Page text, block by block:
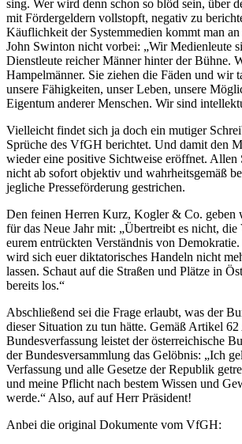
sing. Wer wird denn schon so blöd sein, über
mit Fördergeldern vollstopft, negativ zu
Käuflichkeit der Systemmedien kommt man
John Swinton nicht vorbei: „Wir Medienleute
Dienstleute reicher Männer hinter der Bühne.
Hampelmänner. Sie ziehen die Fäden und wir
unsere Fähigkeiten, unser Leben, unsere
Eigentum anderer Menschen. Wir sind
Vielleicht findet sich ja doch ein mutiger
Sprüche des VfGH berichtet. Und damit den
wieder eine positive Sichtweise eröffnet. Allen
nicht ab sofort objektiv und wahrheitsgemäß
jegliche Presseförderung gestrichen.
Den feinen Herren Kurz, Kogler & Co. geben
für das Neue Jahr mit: „Übertreibt es nicht, die
eurem entrückten Verständnis von
wird sich euer diktatorisches Handeln nicht
lassen. Schaut auf die Straßen und Plätze in
bereits los.“
Abschließend sei die Frage erlaubt, was der
dieser Situation zu tun hätte. Gemäß Artikel
Bundesverfassung leistet der österreichische
der Bundesversammlung das Gelöbnis: „Ich
Verfassung und alle Gesetze der Republik
und meine Pflicht nach bestem Wissen und
werde.“ Also, auf auf Herr Präsident!
Anbei die original Dokumente vom VfGH: